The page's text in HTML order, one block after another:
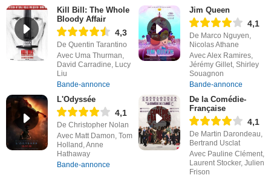
Kill Bill: The Whole
Bloody Affair
4,3
De Quentin Tarantino
Avec Uma Thurman,
David Carradine, Lucy
Liu
Bande-annonce
Jim Queen
4,1
De Marco Nguyen,
Nicolas Athane
Avec Alex Ramires,
Jérémy Gillet, Shirley
Souagnon
Bande-annonce
L'Odyssée
4,1
De Christopher Nolan
Avec Matt Damon, Tom
Holland, Anne
Hathaway
Bande-annonce
De la Comédie-
Française
4,1
De Martin Darondeau,
Bertrand Usclat
Avec Pauline Clément,
Laurent Stocker, Julien
Frison